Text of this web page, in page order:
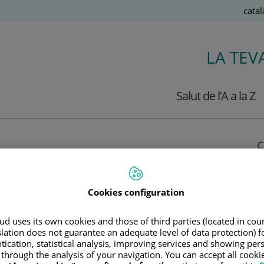
LA
Salut de l’A a la Z
que trobaràs
18 articles amb informació dels nostres i
la salut de la dona.
Cookies configuration
uses its own cookies and those of third parties (located in
does not guarantee an adequate level of data protection)
statistical analysis, improving services and showing
the analysis of your navigation. You can accept all